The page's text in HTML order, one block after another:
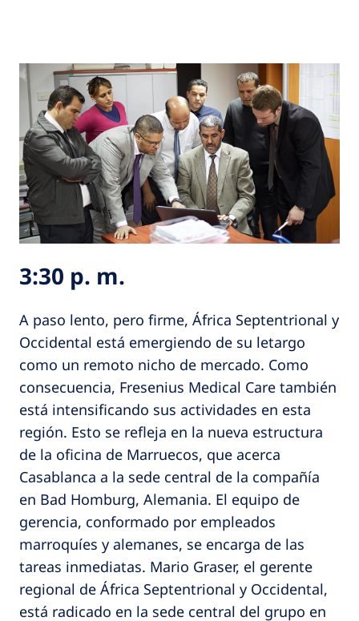
3:30 p. m.
A paso lento, pero firme, África Septentrional y
Occidental está emergiendo de su letargo
como un remoto nicho de mercado. Como
consecuencia, Fresenius Medical Care también
está intensificando sus actividades en esta
región. Esto se refleja en la nueva estructura
de la oficina de Marruecos, que acerca
Casablanca a la sede central de la compañía
en Bad Homburg, Alemania. El equipo de
gerencia, conformado por empleados
marroquíes y alemanes, se encarga de las
tareas inmediatas. Mario Graser, el gerente
regional de África Septentrional y Occidental,
está radicado en la sede central del grupo en